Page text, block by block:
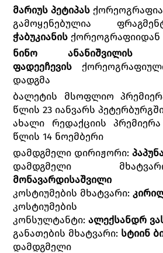
მარიუს პეტიპას ქორეოგრაფია
გამოყენებულია
ჭაბუკიანის ქორეოგრაფიიდან
ნინო ანანიშვილის
ფადეეჩევის
დადგმა
ბალეტის მსოფლიო
წლის 23 იანვარს
ახალი რედაქციის
წლის 14 ნოემბერი
დამდგმელი დირიჟორი:
დამდგმელი
მონავარდისაშვილი
კოსტიუმების მხატვარი:
კოსტიუმების
კონსულტანტი:ალექსანდრ
განათების მხატვარი: სტიინ
დამდგმელი